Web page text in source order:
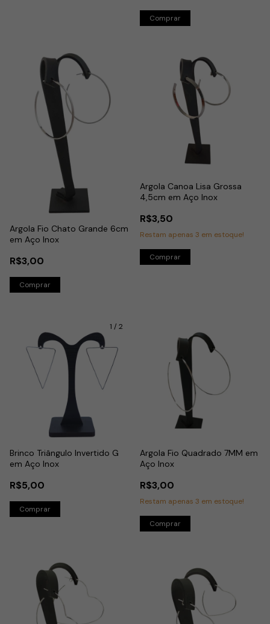
Argola Fio Chato Grande 6cm
em Aço Inox
R$3,00
Argola Canoa Lisa Grossa
4,5cm em Aço Inox
R$3,50
Restam apenas 3 em estoque!
1 / 2
Brinco Triângulo Invertido G
em Aço Inox
R$5,00
Argola Fio Quadrado 7MM em
Aço Inox
R$3,00
Restam apenas 3 em estoque!